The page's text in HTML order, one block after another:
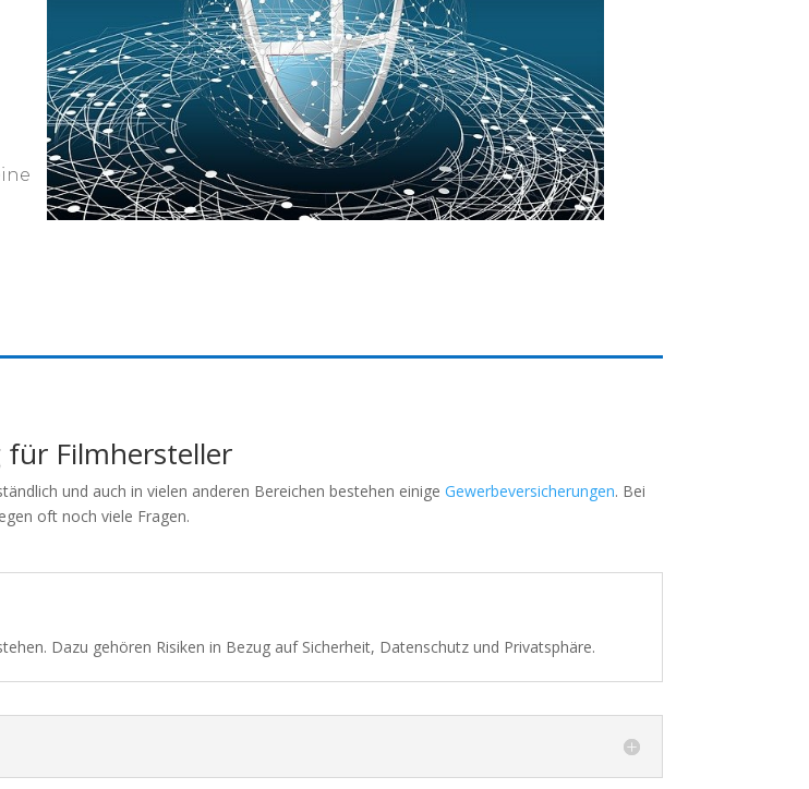
für Filmhersteller
und auch in vielen anderen Bereichen bestehen einigeGewerbeversicherungen. Bei
oft noch viele Fragen.
Dazu gehören Risiken in Bezug auf Sicherheit, Datenschutz und Privatsphäre.